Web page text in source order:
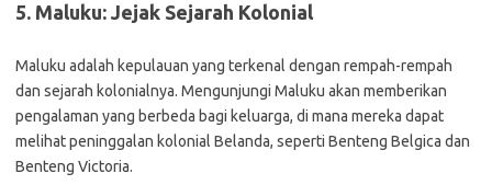
5. Maluku: Jejak Sejarah Kolonial
Maluku adalah kepulauan yang terkenal dengan rempah-rempah
dan sejarah kolonialnya. Mengunjungi Maluku akan memberikan
pengalaman yang berbeda bagi keluarga, di mana mereka dapat
melihat peninggalan kolonial Belanda, seperti Benteng Belgica dan
Benteng Victoria.